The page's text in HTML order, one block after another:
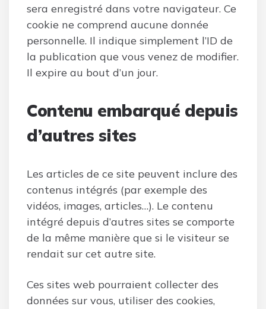
sera enregistré dans votre navigateur. Ce
cookie ne comprend aucune donnée
personnelle. Il indique simplement l’ID de
la publication que vous venez de modifier.
Il expire au bout d’un jour.
Contenu embarqué depuis
d’autres sites
Les articles de ce site peuvent inclure des
contenus intégrés (par exemple des
vidéos, images, articles…). Le contenu
intégré depuis d’autres sites se comporte
de la même manière que si le visiteur se
rendait sur cet autre site.
Ces sites web pourraient collecter des
données sur vous, utiliser des cookies,